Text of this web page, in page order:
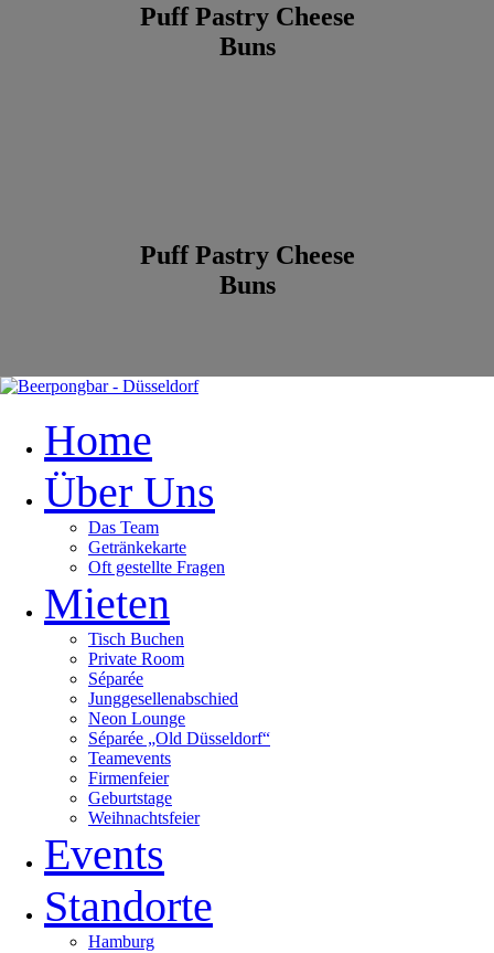
Puff Pastry Cheese
Buns
Puff Pastry Cheese
Buns
Home
Über Uns
Das Team
Getränkekarte
Oft gestellte Fragen
Mieten
Tisch Buchen
Private Room
Séparée
Junggesellenabschied
Neon Lounge
Séparée „Old Düsseldorf“
Teamevents
Firmenfeier
Geburtstage
Weihnachtsfeier
Events
Standorte
Hamburg